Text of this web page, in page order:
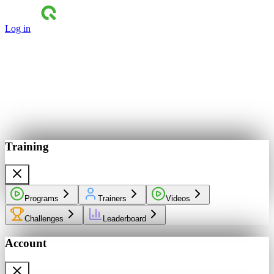
Log in
Training
Programs Trainers Videos
Challenges Leaderboard
Account